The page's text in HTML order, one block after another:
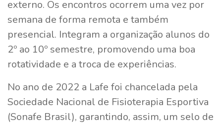
externo. Os encontros ocorrem uma vez por
semana de forma remota e também
presencial. Integram a organização alunos do
2º ao 10º semestre, promovendo uma boa
rotatividade e a troca de experiências.
No ano de 2022 a Lafe foi chancelada pela
Sociedade Nacional de Fisioterapia Esportiva
(Sonafe Brasil), garantindo, assim, um selo de